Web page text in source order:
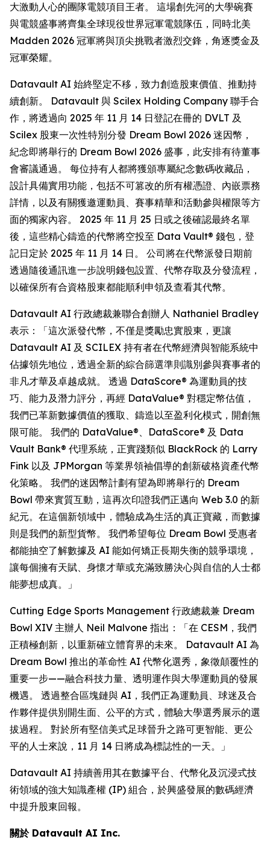
大激動人心的團隊電競項目王者。 這場創先河的大學碗賽
與電競盛事將齊集全球現役世界冠軍電競隊伍，同時北美
Madden 2026 冠軍將與頂尖挑戰者激烈交鋒，角逐獎金及
冠軍榮耀。
Datavault AI 始終堅定不移，致力創造股東價值、推動持
續創新。 Datavault 與 Scilex Holding Company 聯手合
作，將透過向 2025 年 11 月 14 日登記在冊的 DVLT 及
Scilex 股東一次性特別分發 Dream Bowl 2026 迷因幣，
紀念即將舉行的 Dream Bowl 2026 盛事，此安排有待董事
會審議通過。 每位持有人都將獲頒專屬紀念數碼收藏品，
設計具備實用功能，包括不可篡改的所有權憑證、內嵌票務
詳情，以及有關獲邀運動員、賽事精華和活動參與權限等方
面的獨家內容。 2025 年 11 月 25 日或之後確認最終名單
後，這些精心鑄造的代幣將空投至 Data Vault® 錢包，登
記日定於 2025 年 11 月 14 日。 公司將在代幣派發日期前
透過隨後通訊進一步說明錢包設置、代幣存取及分發流程，
以確保所有合資格股東都能順利申領及查看其代幣。
Datavault AI 行政總裁兼聯合創辦人 Nathaniel Bradley
表示：「這次派發代幣，不僅是獎勵忠實股東，更讓
Datavault AI 及 SCILEX 持有者在代幣經濟與智能系統中
佔據領先地位，透過全新的綜合篩選準則識別參與賽事者的
非凡才華及卓越成就。 透過 DataScore® 為運動員的技
巧、能力及潛力評分，再經 DataValue® 對穩定幣估值，
我們已革新數據價值的獲取、鑄造以至盈利化模式，開創無
限可能。 我們的 DataValue®、DataScore® 及 Data
Vault Bank® 代理系統，正實踐類似 BlackRock 的 Larry
Fink 以及 JPMorgan 等業界領袖倡導的創新破格資產代幣
化策略。 我們的迷因幣計劃有望為即將舉行的 Dream
Bowl 帶來實質互動，這再次印證我們正邁向 Web 3.0 的新
紀元。在這個新領域中，體驗成為生活的真正寶藏，而數據
則是我們的新型貨幣。 我們希望每位 Dream Bowl 受惠者
都能抽空了解數據及 AI 能如何矯正長期失衡的競爭環境，
讓每個擁有天賦、身懷才華或充滿致勝決心與自信的人士都
能夢想成真。」
Cutting Edge Sports Management 行政總裁兼 Dream
Bowl XIV 主辦人 Neil Malvone 指出：「在 CESM，我們
正積極創新，以重新確立體育界的未來。 Datavault AI 為
Dream Bowl 推出的革命性 AI 代幣化選秀，象徵顛覆性的
重要一步——融合科技力量、透明運作與大學運動員的發展
機遇。 透過整合區塊鏈與 AI，我們正為運動員、球迷及合
作夥伴提供別開生面、公平的方式，體驗大學選秀展示的選
拔過程。 對於所有堅信美式足球晉升之路可更智能、更公
平的人士來說，11 月 14 日將成為標誌性的一天。」
Datavault AI 持續善用其在數據平台、代幣化及沉浸式技
術領域的強大知識產權 (IP) 組合，於興盛發展的數碼經濟
中提升股東回報。
關於 Datavault AI Inc.